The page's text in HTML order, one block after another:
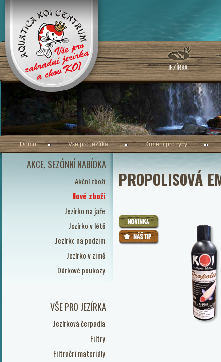
JEZÍRKA
AKCE, SEZÓNNÍ NABÍDKA
Akční zboží
Nové zboží
Jezírko na jaře
Jezírko v létě
Jezírko na podzim
Jezírko v zimě
Dárkové poukazy
VŠE PRO JEZÍRKA
Jezírková čerpadla
Filtry
Filtrační materiály
Domů Vše pro jezírka Krmení pro ryby
PROPOLISOVÁ